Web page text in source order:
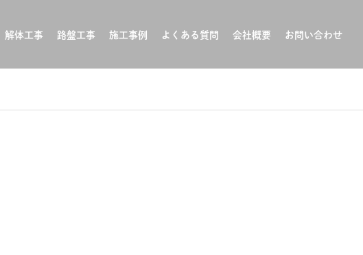
解体工事 路盤工事 施工事例 よくある質問 会社概要 お問い合わせ